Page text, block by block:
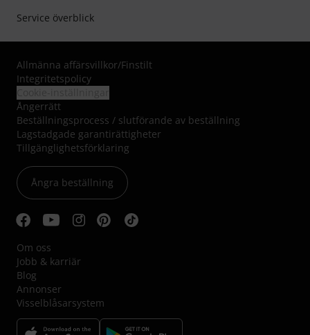
Service överblick
Allmänna affärsvillkor/Finstilt
Integritetspolicy
Ångerrätt
Beställningsprocess / slutförande av beställning
Lagstadgade garantirättigheter
Tillgänglighetsförklaring
Ångra beställning
Om oss
Jobb & karriär
Blog
Annonser
Visselblåsarsystem